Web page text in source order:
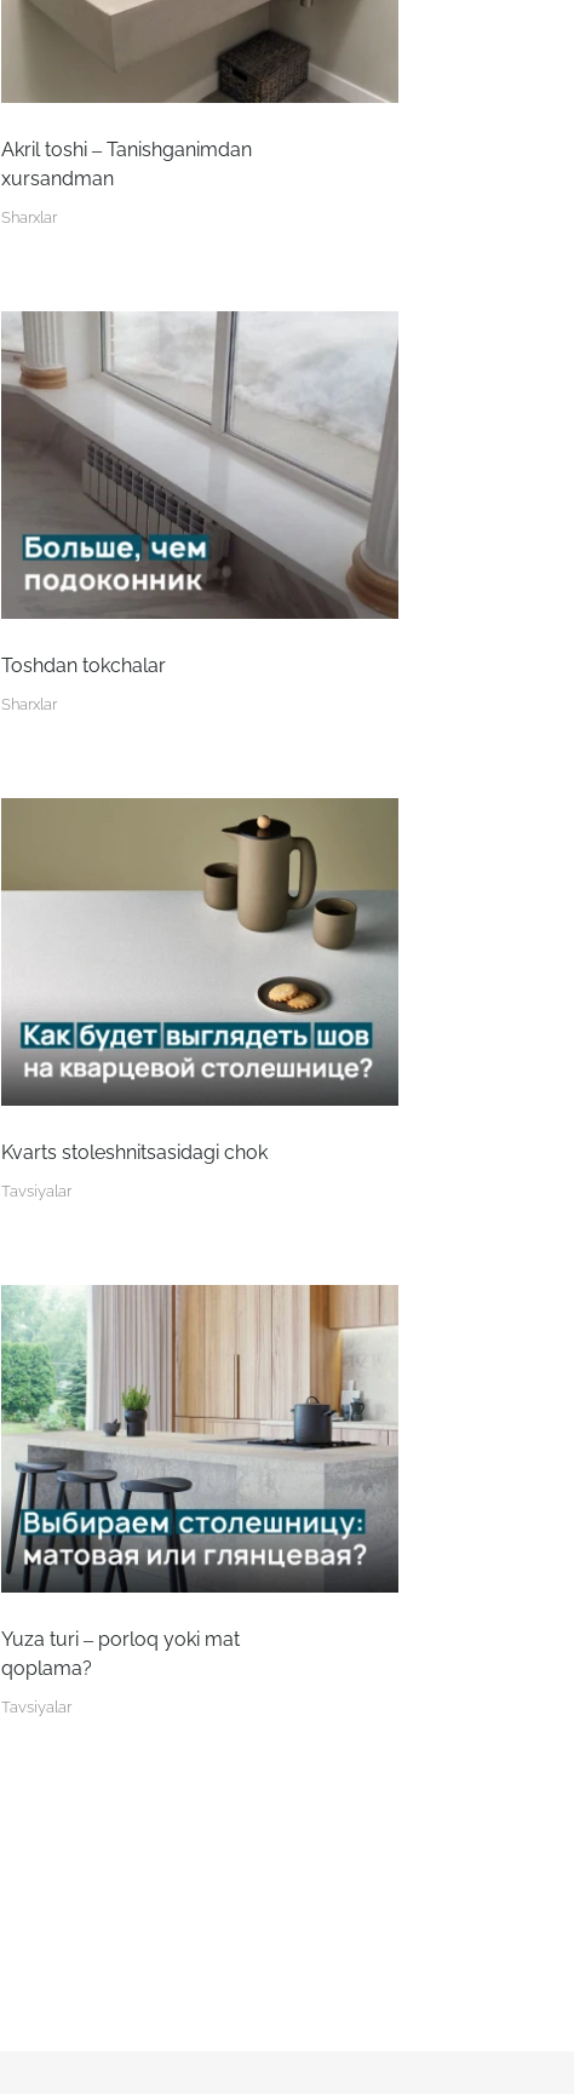
Akril toshi – Tanishganimdan
xursandman
Sharxlar
Toshdan tokchalar
Sharxlar
Kvarts stoleshnitsasidagi chok
Tavsiyalar
Yuza turi – porloq yoki mat
qoplama?
Tavsiyalar